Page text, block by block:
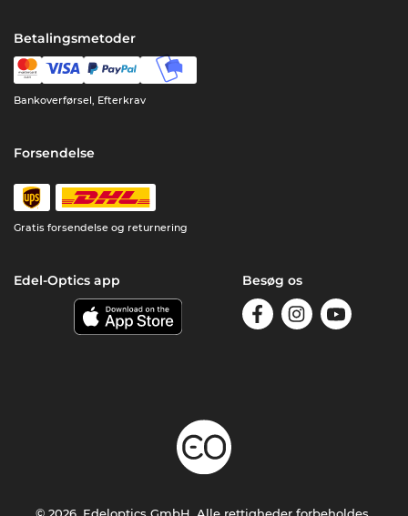
Betalingsmetoder
Bankoverførsel, Efterkrav
Forsendelse
Gratis forsendelse og returnering
Edel-Optics app Besøg os